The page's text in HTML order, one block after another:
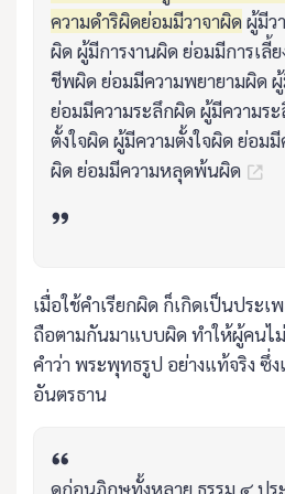
ความดำริผิดย่อมมีวาจาผิด ผู้มีว
ผิด ผู้มีการงานผิด ย่อมมีการเลี้
ชีพผิด ย่อมมีความพยายามผิด
ย่อมมีความระลึกผิด ผู้มีความร
ตั้งใจผิด ผู้มีความตั้งใจผิด ย่อม
ผิด ย่อมมีความหลุดพ้นผิด
เมื่อใช้คำเรียกผิด ก็เกิดเป็นประ
ถือตามกันมาแบบผิด ทำให้ผู้คนไม่
คำว่า พระพุทธรูป อย่างแท้จริง ซึ่
อันตรธาน
ดูก่อนภิกษุทั้งหลาย ธรรม ๔ ปร